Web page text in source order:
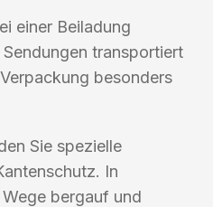
einer Beiladung
transportiert
besonders
Sie spezielle
In
bergauf und